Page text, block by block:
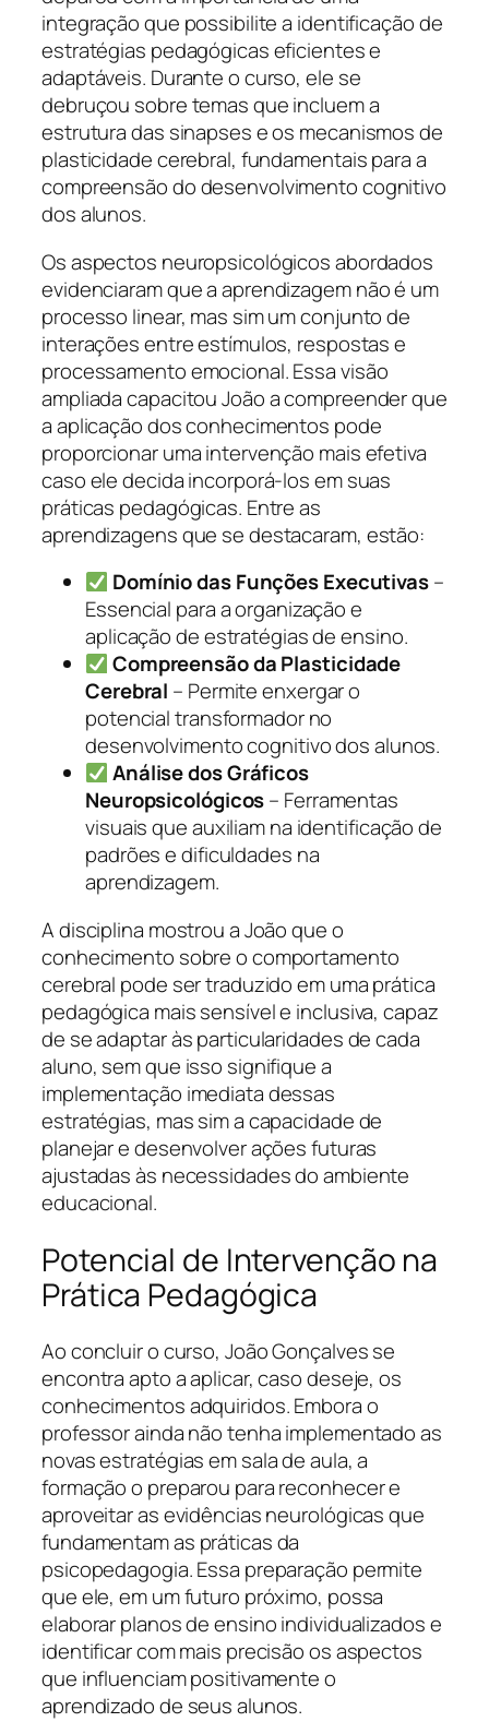
integração que possibilite a identificação de
estratégias pedagógicas eficientes e
adaptáveis. Durante o curso, ele se
debruçou sobre temas que incluem a
estrutura das sinapses e os mecanismos de
plasticidade cerebral, fundamentais para a
compreensão do desenvolvimento cognitivo
dos alunos.
Os aspectos neuropsicológicos abordados
evidenciaram que a aprendizagem não é um
processo linear, mas sim um conjunto de
interações entre estímulos, respostas e
processamento emocional. Essa visão
ampliada capacitou João a compreender que
a aplicação dos conhecimentos pode
proporcionar uma intervenção mais efetiva
caso ele decida incorporá-los em suas
práticas pedagógicas. Entre as
aprendizagens que se destacaram, estão:
Domínio das Funções Executivas–
Essencial para a organização e
aplicação de estratégias de ensino.
Compreensão da Plasticidade
Cerebral – Permite enxergar o
potencial transformador no
desenvolvimento cognitivo dos alunos.
Análise dos Gráficos
Neuropsicológicos– Ferramentas
visuais que auxiliam na identificação de
padrões e dificuldades na
aprendizagem.
A disciplina mostrou a João que o
conhecimento sobre o comportamento
cerebral pode ser traduzido em uma prática
pedagógica mais sensível e inclusiva, capaz
de se adaptar às particularidades de cada
aluno, sem que isso signifique a
implementação imediata dessas
estratégias, mas sim a capacidade de
planejar e desenvolver ações futuras
ajustadas às necessidades do ambiente
educacional.
Potencial de Intervenção na
Prática Pedagógica
Ao concluir o curso, João Gonçalves se
encontra apto a aplicar, caso deseje, os
conhecimentos adquiridos. Embora o
professor ainda não tenha implementado as
novas estratégias em sala de aula, a
formação o preparou para reconhecer e
aproveitar as evidências neurológicas que
fundamentam as práticas da
psicopedagogia. Essa preparação permite
que ele, em um futuro próximo, possa
elaborar planos de ensino individualizados e
identificar com mais precisão os aspectos
que influenciam positivamente o
aprendizado de seus alunos.